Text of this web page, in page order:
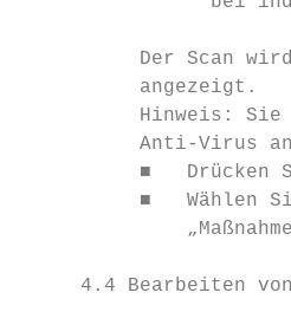
Der Scan
          angezeigt.
Hinweis:
Anti-Virus
■   Drücken
■   Wählen
4.4 Bearbeiten